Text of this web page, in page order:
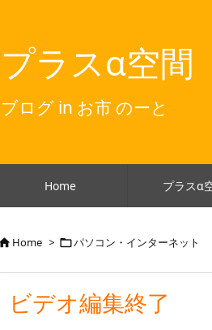
プラスα空間
ブログ in お市 のーと
Home プラスα
Home > パソコン・インターネット
ビデオ編集終了